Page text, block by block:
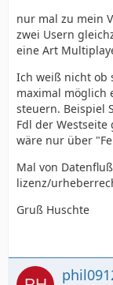
nur mal zu mein
zwei Usern
eine Art
Ich weiß nicht ob
maximal möglich
steuern. Beispiel
Fdl der
wäre nur über
Mal von
lizenz/
Gruß Huschte